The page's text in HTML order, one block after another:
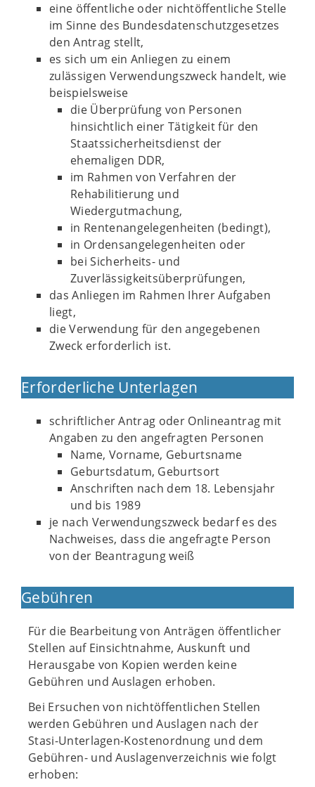
eine öffentliche oder nichtöffentliche Stelle
im Sinne des Bundesdatenschutzgesetzes
den Antrag stellt,
es sich um ein Anliegen zu einem
zulässigen Verwendungszweck handelt, wie
beispielsweise
die Überprüfung von Personen
hinsichtlich einer Tätigkeit für den
Staatssicherheitsdienst der
ehemaligen DDR,
im Rahmen von Verfahren der
Rehabilitierung und
Wiedergutmachung,
in Rentenangelegenheiten (bedingt),
in Ordensangelegenheiten oder
bei Sicherheits- und
Zuverlässigkeitsüberprüfungen,
das Anliegen im Rahmen Ihrer Aufgaben
liegt,
die Verwendung für den angegebenen
Zweck erforderlich ist.
Erforderliche Unterlagen
schriftlicher Antrag oder Onlineantrag mit
Angaben zu den angefragten Personen
Name, Vorname, Geburtsname
Geburtsdatum, Geburtsort
Anschriften nach dem 18. Lebensjahr
und bis 1989
je nach Verwendungszweck bedarf es des
Nachweises, dass die angefragte Person
von der Beantragung weiß
Gebühren
Für die Bearbeitung von Anträgen öffentlicher
Stellen auf Einsichtnahme, Auskunft und
Herausgabe von Kopien werden keine
Gebühren und Auslagen erhoben.
Bei Ersuchen von nichtöffentlichen Stellen
werden Gebühren und Auslagen nach der
Stasi-Unterlagen-Kostenordnung und dem
Gebühren- und Auslagenverzeichnis wie folgt
erhoben: